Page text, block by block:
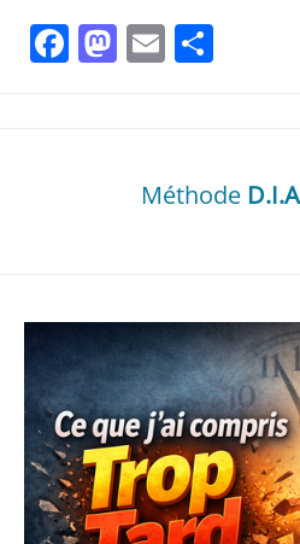
Facebook
Mastodon
Email
Méthode